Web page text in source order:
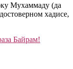
Мухаммаду (да
хадисе,